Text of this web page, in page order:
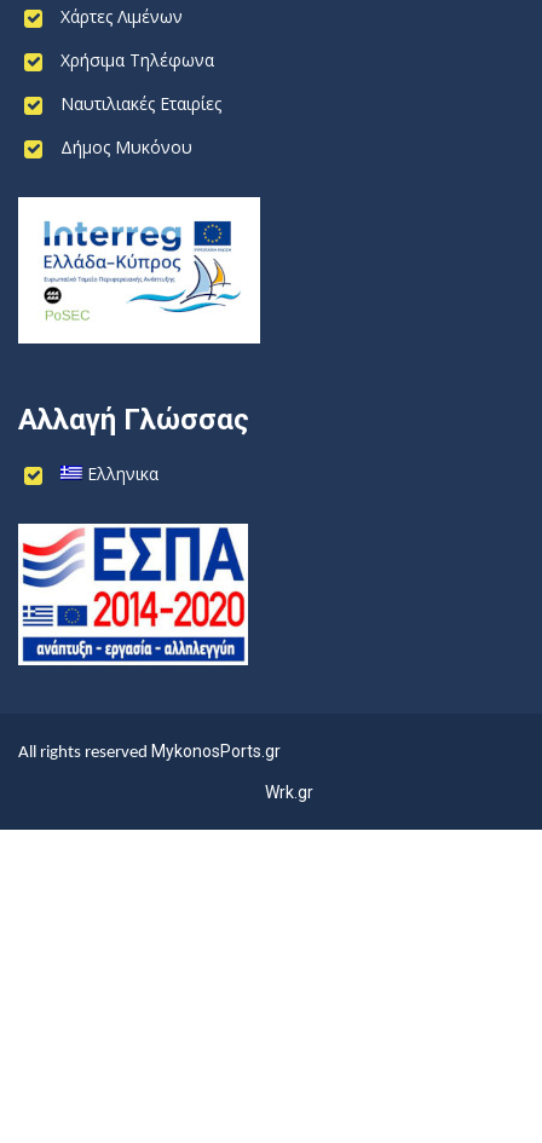
Χάρτες Λιμένων
Χρήσιμα Τηλέφωνα
Ναυτιλιακές Εταιρίες
Δήμος Μυκόνου
Αλλαγή Γλώσσας
Ελληνικα
All rights reserved MykonosPorts.gr
Wrk.gr